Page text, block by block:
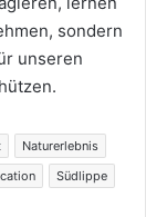
sondern
unseren
Naturerlebnis
Südlippe